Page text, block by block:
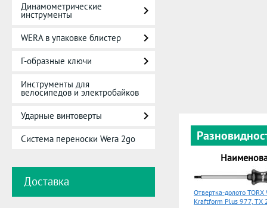
Динамометрические
инструменты
WERA в упаковке блистер
Г-образные ключи
Инструменты для
велосипедов и электробайков
Ударные винтоверты
Система переноски Wera 2go
Доставка
Отвертка-долото TORX
Kraftform Plus 977,